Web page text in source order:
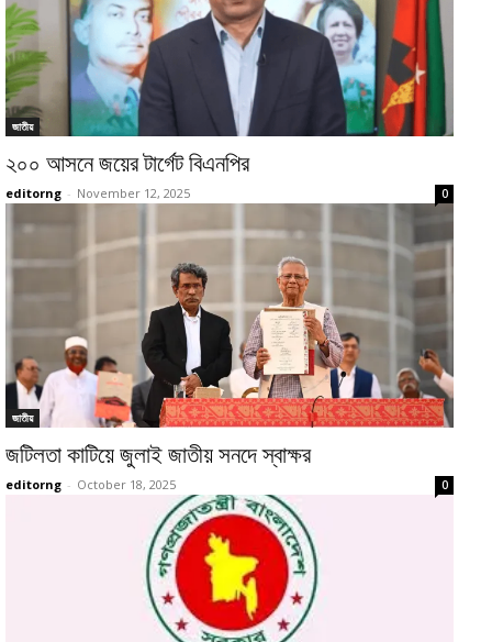
জাতীয়
২০০ আসনে জয়ের টার্গেট বিএনপির
editorng - November 12, 2025 0
জাতীয়
জটিলতা কাটিয়ে জুলাই জাতীয় সনদে স্বাক্ষর
editorng - October 18, 2025 0